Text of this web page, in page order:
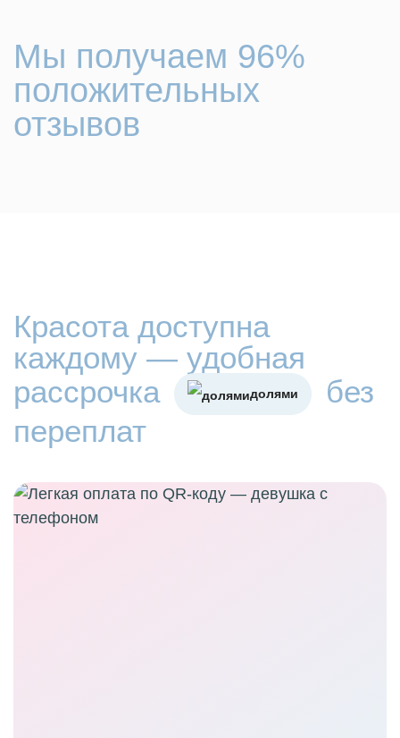
Мы получаем 96%
положительных
отзывов
Красота доступна
каждому — удобная
рассрочка
долями
без
переплат